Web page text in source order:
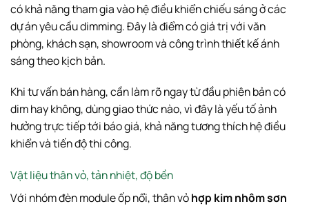
có khả năng tham gia vào hệ điều khiển chiếu sáng ở các
dự án yêu cầu dimming. Đây là điểm có giá trị với văn
phòng, khách sạn, showroom và công trình thiết kế ánh
sáng theo kịch bản.
Khi tư vấn bán hàng, cần làm rõ ngay từ đầu phiên bản có
dim hay không, dùng giao thức nào, vì đây là yếu tố ảnh
hưởng trực tiếp tới báo giá, khả năng tương thích hệ điều
khiển và tiến độ thi công.
Vật liệu thân vỏ, tản nhiệt, độ bền
Với nhóm đèn module ốp nổi, thân vỏhợp kim nhôm sơn